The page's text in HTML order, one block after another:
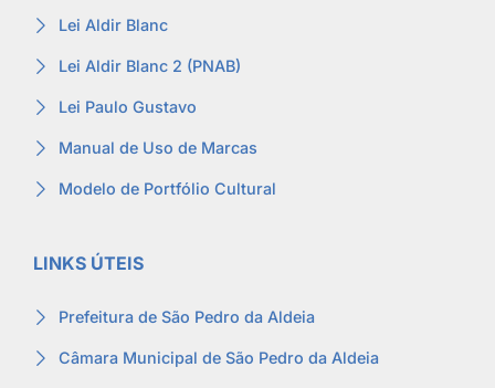
Lei Aldir Blanc
Lei Aldir Blanc 2 (PNAB)
Lei Paulo Gustavo
Manual de Uso de Marcas
Modelo de Portfólio Cultural
LINKS ÚTEIS
Prefeitura de São Pedro da Aldeia
Câmara Municipal de São Pedro da Aldeia